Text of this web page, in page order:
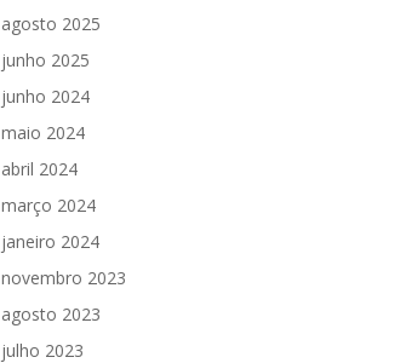
agosto 2025
junho 2025
junho 2024
maio 2024
abril 2024
março 2024
janeiro 2024
novembro 2023
agosto 2023
julho 2023